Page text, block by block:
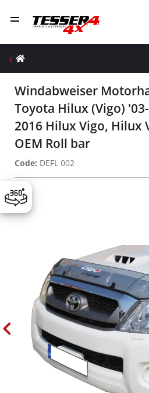
Windabweiser
Toyota Hilux (Vigo)
2016 Hilux Vigo, Hilux
OEM Roll bar
Code: DEFL 002